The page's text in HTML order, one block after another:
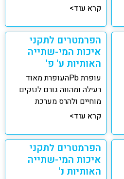
קרא עוד>
הפרמטרים לתקני
איכות המי-שתייה
האותיות ע' פ'
עופרת Pbהעופרת מאוד
רעילה ומהווה גורם לנזקים
מוחיים ולהרס מערכת
קרא עוד>
הפרמטרים לתקני
איכות המי-שתייה
האותיות נ'